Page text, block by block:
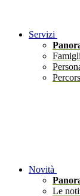
Servizi
Novità
Le